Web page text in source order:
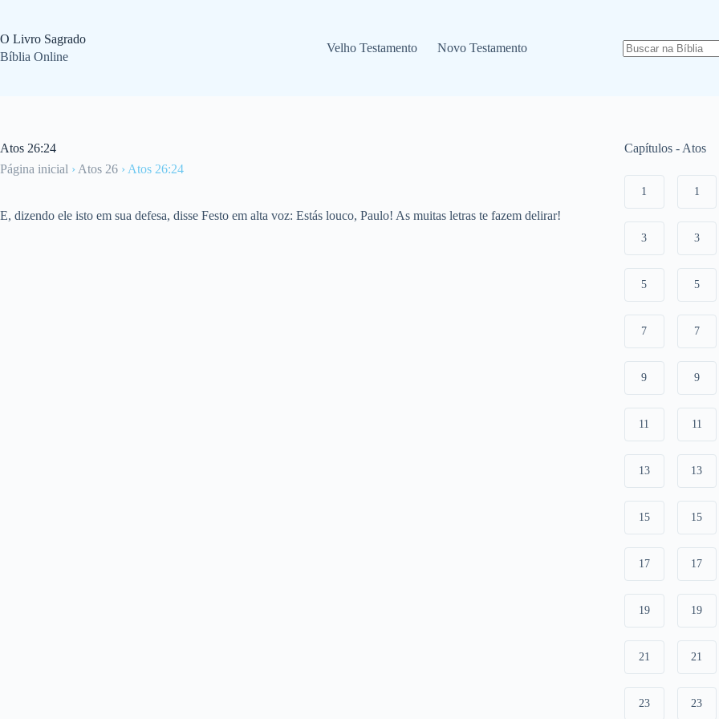
o
conteúdo
O Livro Sagrado
Bíblia Online
Velho Testamento Novo Testamento
Atos 26:24
Página inicial › Atos 26 › Atos 26:24
E, dizendo ele isto em sua defesa, disse Festo em alta voz: Estás louco, Paulo! As muitas letras te fazem delirar!
Capítulos - Atos
1 1
3 3
5 5
7 7
9 9
11 11
13 13
15 15
17 17
19 19
21 21
23 23